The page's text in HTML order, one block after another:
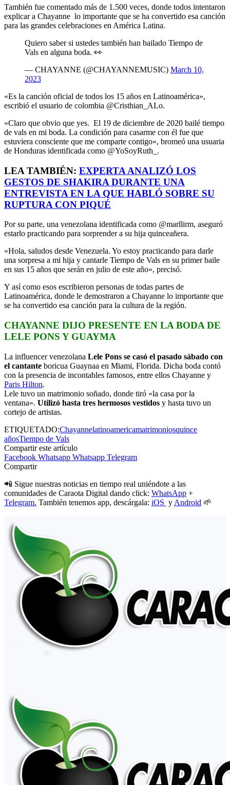
También fue comentado más de 1.500 veces, donde todos intentaron
explicar a Chayanne lo importante que se ha convertido esa canción
para las grandes celebraciones en América Latina.
Quiero saber si ustedes también han bailado Tiempo de
Vals en alguna boda. 👀
— CHAYANNE (@CHAYANNEMUSIC) March 10,
2023
«Es la canción oficial de todos los 15 años en Latinoamérica»,
escribió el usuario de colombia @Cristhian_ALo.
«Claro que obvio que yes. El 19 de diciembre de 2020 bailé tiempo
de vals en mi boda. La condición para casarme con él fue que
estuviera consciente que me comparte contigo», bromeó una usuaria
de Honduras identificada como @YoSoyRuth_.
LEA TAMBIÉN: EXPERTA ANALIZÓ LOS
GESTOS DE SHAKIRA DURANTE UNA
ENTREVISTA EN LA QUE HABLÓ SOBRE SU
RUPTURA CON PIQUÉ
Por su parte, una venezolana identificada como @marllirm, aseguró
estarlo practicando para sorprender a su hija quinceañera.
«Hola, saludos desde Venezuela. Yo estoy practicando para darle
una sorpresa a mi hija y cantarle Tiempo de Vals en su primer baile
en sus 15 años que serán en julio de este año», precisó.
Y así como esos escribieron personas de todas partes de
Latinoamérica, donde le demostraron a Chayanne lo importante que
se ha convertido esa canción para la cultura de la región.
CHAYANNE DIJO PRESENTE EN LA BODA DE
LELE PONS Y GUAYMA
La influencer venezolana Lele Pons se casó el pasado sábado con
el cantante boricua Guaynaa en Miami, Florida. Dicha boda contó
con la presencia de incontables famosos, entre ellos Chayanne y
Paris Hilton.
Lele tuvo un matrimonio soñado, donde tiró «la casa por la
ventana». Utilizó hasta tres hermosos vestidos y hasta tuvo un
cortejo de artistas.
ETIQUETADO:Chayannelatinoamericamatrimoniosquince
añosTiempo de Vals
Compartir este artículo
Facebook Whatsapp Whatsapp Telegram
Compartir
📲 Sigue nuestras noticias en tiempo real uniéndote a las
comunidades de Caraota Digital dando click: WhatsApp +
Telegram. También tenemos app, descárgala: iOS y Android 🌱